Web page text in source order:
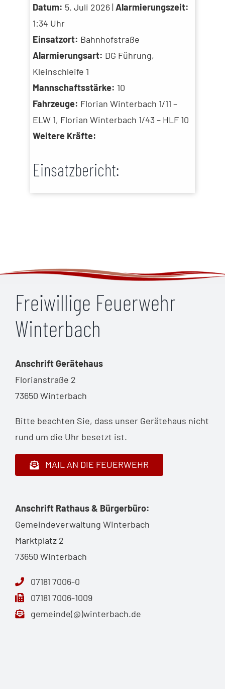
Datum: 5. Juli 2026 |Alarmierungszeit:
1:34 Uhr
Einsatzort: Bahnhofstraße
Alarmierungsart: DG Führung,
Kleinschleife 1
Mannschaftsstärke: 10
Fahrzeuge: Florian Winterbach 1/11 –
ELW 1, Florian Winterbach 1/43 – HLF 10
Weitere Kräfte:
Einsatzbericht:
Freiwillige Feuerwehr
Winterbach
Anschrift Gerätehaus
Florianstraße 2
73650 Winterbach
Bitte beachten Sie, dass unser Gerätehaus nicht
rund um die Uhr besetzt ist.
MAIL AN DIE FEUERWEHR
Anschrift Rathaus & Bürgerbüro:
Gemeindeverwaltung Winterbach
Marktplatz 2
73650 Winterbach
07181 7006-0
07181 7006-1009
gemeinde(@)winterbach.de